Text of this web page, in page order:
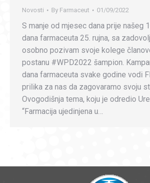
Novosti By Farmaceut 01/09/2022
S manje od mjesec dana prije našeg
dana farmaceuta 25. rujna, sa
osobno pozivam svoje kolege
postanu #WPD2022 šampion.
dana farmaceuta svake godine vodi
prilika za nas da zagovaramo svoju
Ovogodišnja tema, koju je odredio
“Farmacija ujedinjena u…